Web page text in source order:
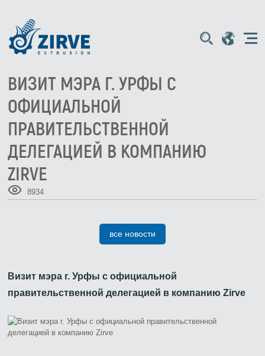
ВИЗИТ МЭРА Г. УРФЫ С
ОФИЦИАЛЬНОЙ
ПРАВИТЕЛЬСТВЕННОЙ
ДЕЛЕГАЦИЕЙ В КОМПАНИЮ
ZIRVE
8934
все новости
Визит мэра г. Урфы с официальной
правительственной делегацией в компанию Zirve